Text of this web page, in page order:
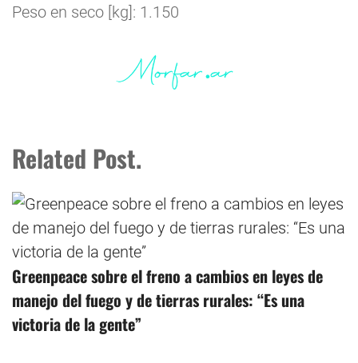
Peso en seco [kg]: 1.150
Related Post.
Greenpeace sobre el freno a cambios en leyes de
manejo del fuego y de tierras rurales: “Es una
victoria de la gente”